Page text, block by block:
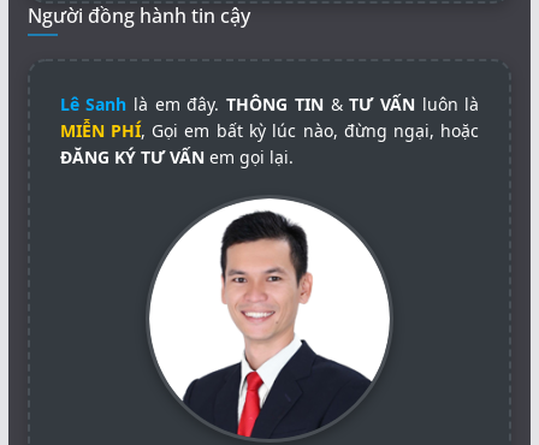
Người đồng hành tin cậy
Lê Sanh là em đây.THÔNG TIN&TƯ VẤNluôn là
MIỄN PHÍ, Gọi em bất kỳ lúc nào, đừng ngại, hoặc
ĐĂNG KÝ TƯ VẤNem gọi lại.